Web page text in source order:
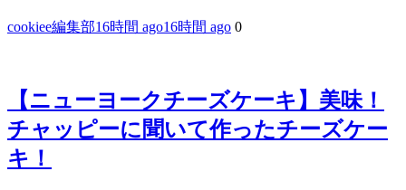
cookiee編集部16時間 ago16時間 ago 0
【ニューヨークチーズケーキ】美味！
チャッピーに聞いて作ったチーズケー
キ！